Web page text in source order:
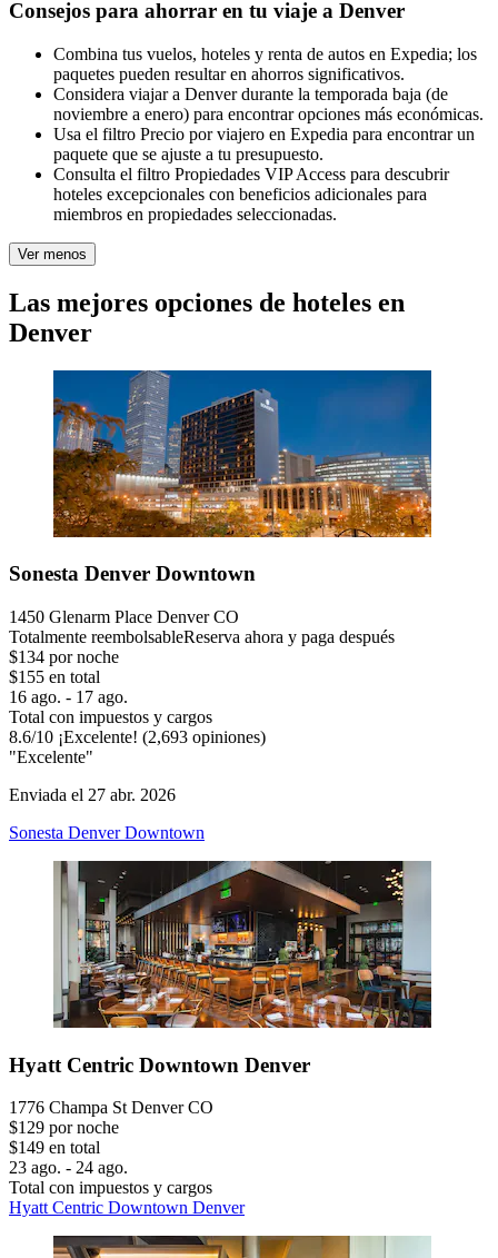
Consejos para ahorrar en tu viaje a Denver
Combina tus vuelos, hoteles y renta de autos en Expedia; los
paquetes pueden resultar en ahorros significativos.
Considera viajar a Denver durante la temporada baja (de
noviembre a enero) para encontrar opciones más económicas.
Usa el filtro Precio por viajero en Expedia para encontrar un
paquete que se ajuste a tu presupuesto.
Consulta el filtro Propiedades VIP Access para descubrir
hoteles excepcionales con beneficios adicionales para
miembros en propiedades seleccionadas.
Ver menos
Las mejores opciones de hoteles en
Denver
Sonesta Denver Downtown
1450 Glenarm Place Denver CO
Totalmente reembolsableReserva ahora y paga después
$134 por noche
$155 en total
16 ago. - 17 ago.
Total con impuestos y cargos
8.6/10 ¡Excelente! (2,693 opiniones)
"Excelente"
Enviada el 27 abr. 2026
Sonesta Denver Downtown
Hyatt Centric Downtown Denver
1776 Champa St Denver CO
$129 por noche
$149 en total
23 ago. - 24 ago.
Total con impuestos y cargos
Hyatt Centric Downtown Denver